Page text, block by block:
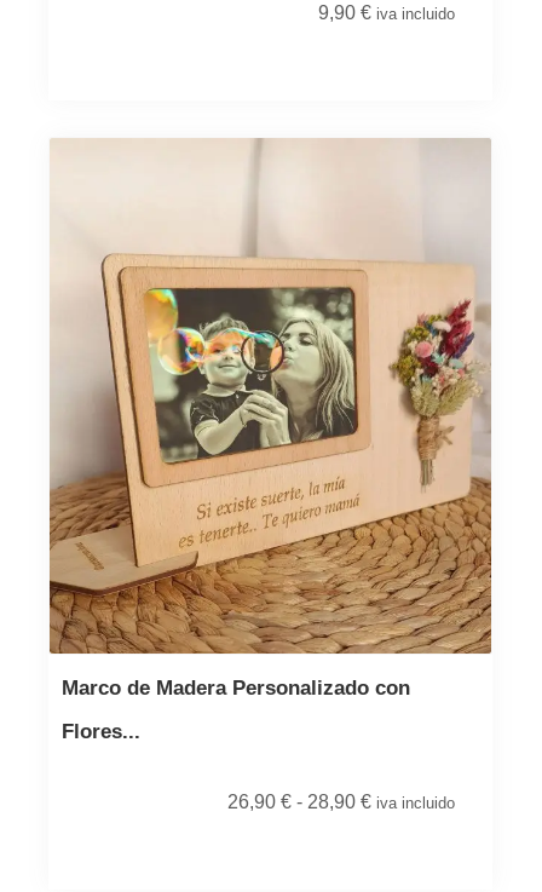
9,90 € iva incluido
Marco de Madera Personalizado con
Flores...
26,90 € - 28,90 € iva incluido